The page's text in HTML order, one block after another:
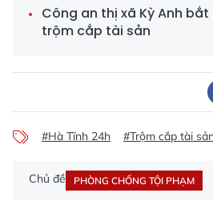
Công an thị xã Kỳ Anh
trộm cắp tài sản
#Hà Tĩnh 24h #Trộm cắp tài
Chủ đề PHÒNG CHỐNG TỘI PHẠM